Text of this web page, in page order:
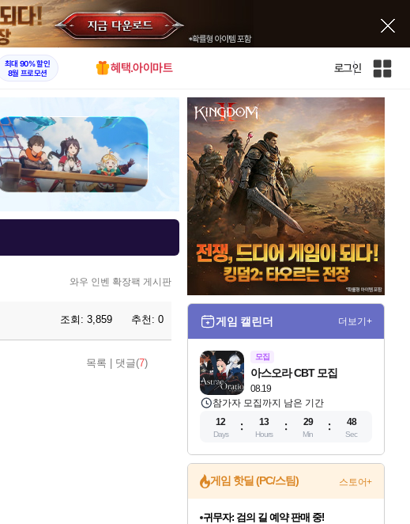
최대 90% 할인
8월 프로모션
혜택.아이마트 로그인
인
사
이
트
맵
와우 인벤 확장팩 게시판
조회: 3,859 추천: 0
목록 댓글(7)
게임 캘린더 더보기+
모집
08.19
아스오라 CBT 모집
참가자 모집까지 남은 기간
12
Days
13
Hours
29
Min
46
Sec
게임 핫딜 (PC/스팀) 스토어+
귀무자: 검의 길 예약 판매 중!